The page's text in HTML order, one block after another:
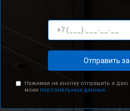
Отправить
Нажимая на кнопку отправить я
моих персональных данных.